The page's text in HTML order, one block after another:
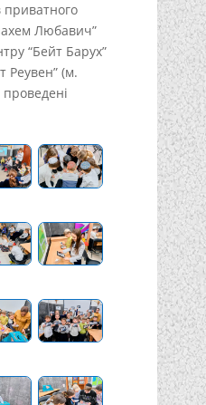
приватного
Любавич”
“Бейт Барух”
Реувен” (м.
проведені